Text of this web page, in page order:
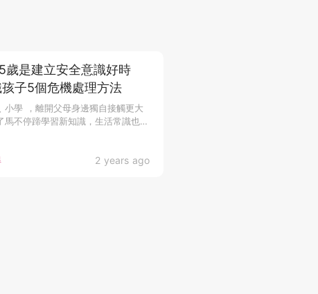
2 years ago
歲是建立安全意識好時
子5個危機處理方法
小學 ，離開父母身邊獨自接觸更大
馬不停蹄學習新知識，生活常識也是